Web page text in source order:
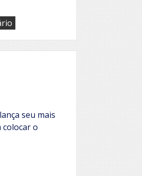
Cidadania
do
amor
seu mais
colocar o